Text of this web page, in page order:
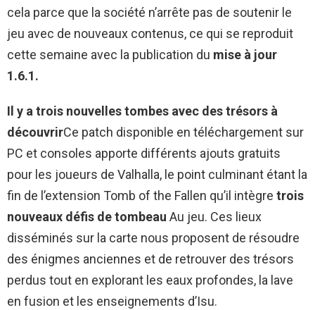
cela parce que la société n’arrête pas de soutenir le
jeu avec de nouveaux contenus, ce qui se reproduit
cette semaine avec la publication du mise à jour
1.6.1.
Il y a trois nouvelles tombes avec des trésors à
découvrirCe patch disponible en téléchargement sur
PC et consoles apporte différents ajouts gratuits
pour les joueurs de Valhalla, le point culminant étant la
fin de l’extension Tomb of the Fallen qu’il intègre trois
nouveaux défis de tombeau Au jeu. Ces lieux
disséminés sur la carte nous proposent de résoudre
des énigmes anciennes et de retrouver des trésors
perdus tout en explorant les eaux profondes, la lave
en fusion et les enseignements d’Isu.